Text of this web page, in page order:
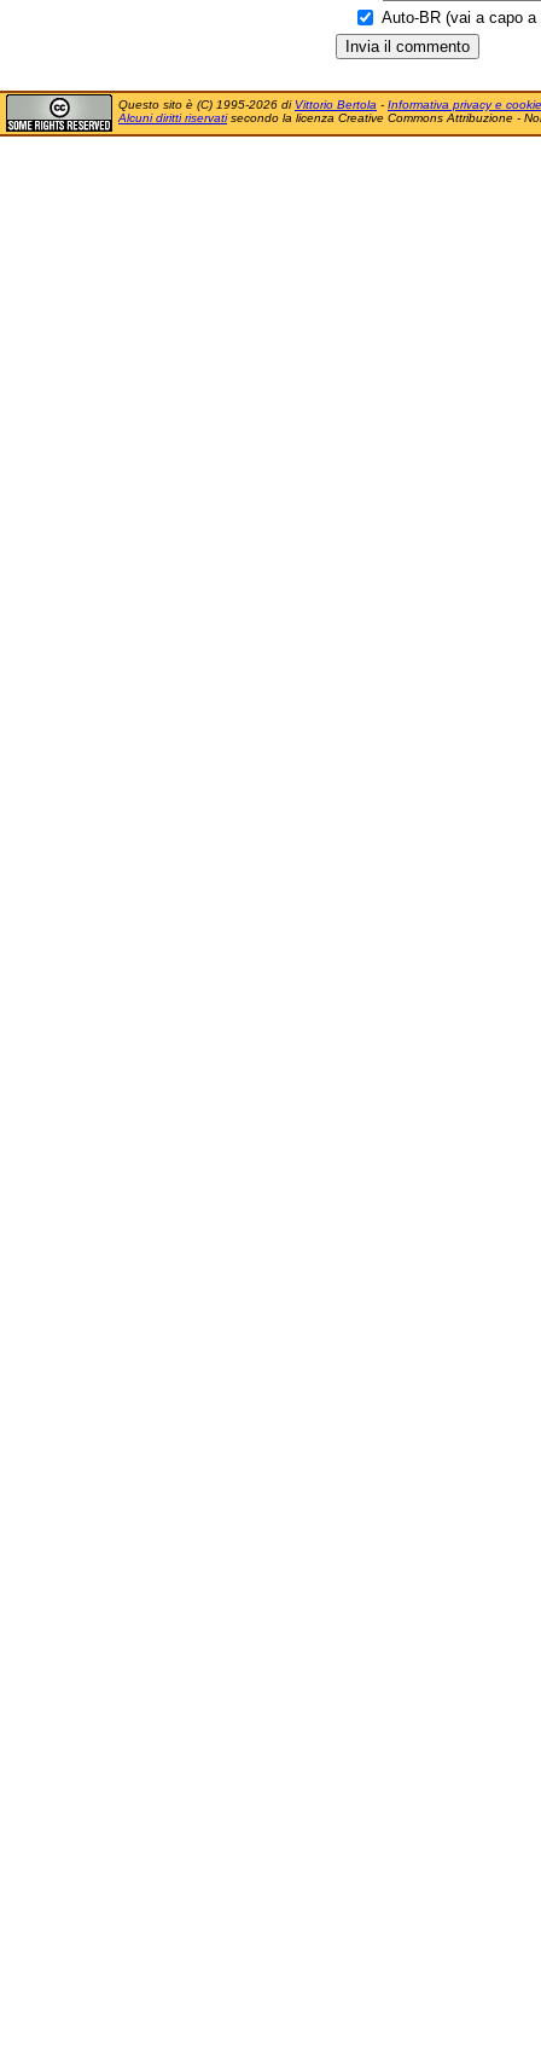
Auto-BR (vai a capo a
Questo sito è (C) 1995-2026 di Vittorio Bertola - Informativa privacy e cookie
Alcuni diritti riservatisecondo la licenza Creative Commons Attribuzione -